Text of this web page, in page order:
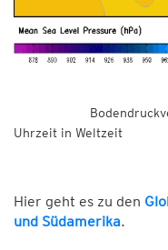
Uhrzeit in Weltzeit
Hier geht es zu den
und Südamerika.